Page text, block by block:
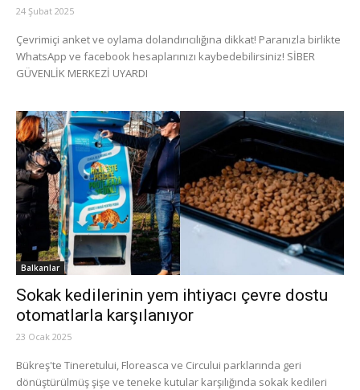
24 Şubat 2025
Çevrimiçi anket ve oylama dolandırıcılığına dikkat! Paranızla birlikte
WhatsApp ve facebook hesaplarınızı kaybedebilirsiniz! SİBER
GÜVENLİK MERKEZİ UYARDI
Balkanlar
Sokak kedilerinin yem ihtiyacı çevre dostu
otomatlarla karşılanıyor
23 Ocak 2025
Bükreş'te Tineretului, Floreasca ve Circului parklarında geri
dönüştürülmüş şişe ve teneke kutular karşılığında sokak kedileri